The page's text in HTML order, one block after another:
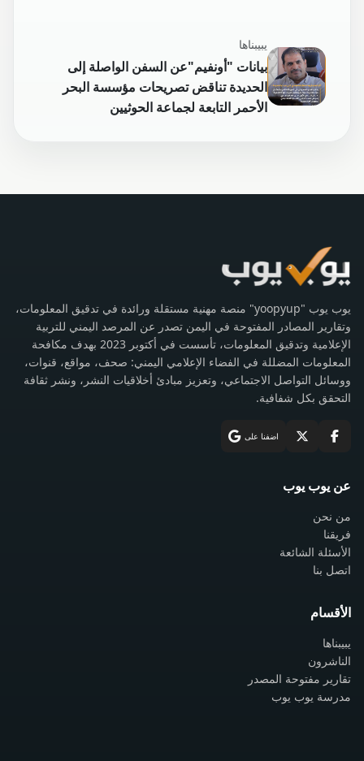
يبيبناها
بيانات "أونفيم"عن السفن الواصلة إلى
الحديدة تناقض تصريحات مؤسسة البحر
الأحمر التابعة لجماعة الحوثيين
يوب يوب "yoopyup" منصة مهنية مستقلة ورائدة في تدقيق المعلومات،
وتقارير المصادر المفتوحة في اليمن تصدر عن المرصد اليمني للتربية
الإعلامية وتدقيق المعلومات، تأسست في أكتوبر 2023 بهدف مكافحة
المعلومات المضللة في الفضاء الإعلامي اليمني: صحف، مواقع، قنوات،
ووسائل التواصل الاجتماعي، وتعزيز مبادئ أخلاقيات النشر، ونشر ثقافة
التحقق بكل شفافية.
اضفنا على
عن يوب يوب
من نحن
فريقنا
الأسئلة الشائعة
اتصل بنا
الأقسام
يبيبناها
الناشرون
تقارير مفتوحة المصدر
مدرسة يوب يوب